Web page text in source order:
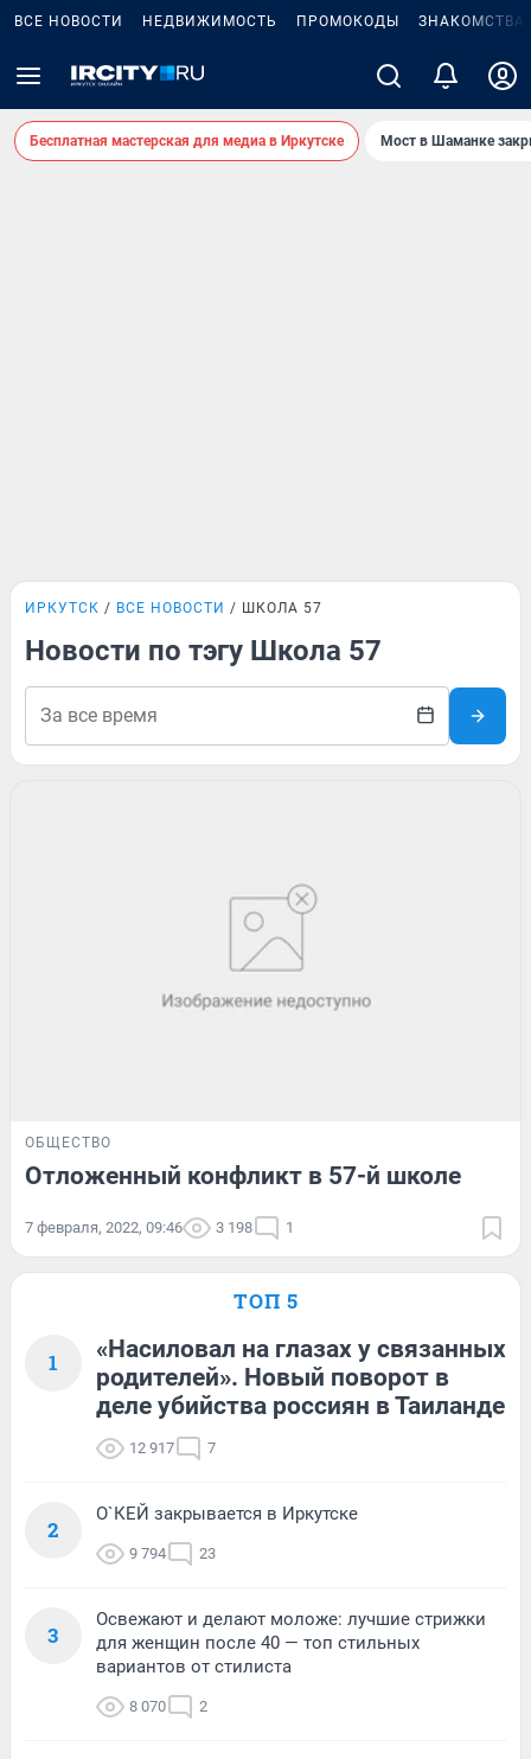
ВСЕ НОВОСТИ НЕДВИЖИМОСТЬ ПРОМОКОДЫ ЗНАКОМСТВА
Бесплатная мастерская для медиа в Иркутске Мост в Шаманке
ИРКУТСК ВСЕ НОВОСТИ ШКОЛА 57
Новости по тэгу Школа 57
ОБЩЕСТВО
Отложенный конфликт в 57-й школе
7 февраля, 2022, 09:46 3 198 1
ТОП 5
1
«Насиловал на глазах у связанных
родителей». Новый поворот в
деле убийства россиян в Таиланде
12 917 7
2
О`КЕЙ закрывается в Иркутске
9 794 23
3
Освежают и делают моложе: лучшие стрижки
для женщин после 40 — топ стильных
вариантов от стилиста
8 070 2